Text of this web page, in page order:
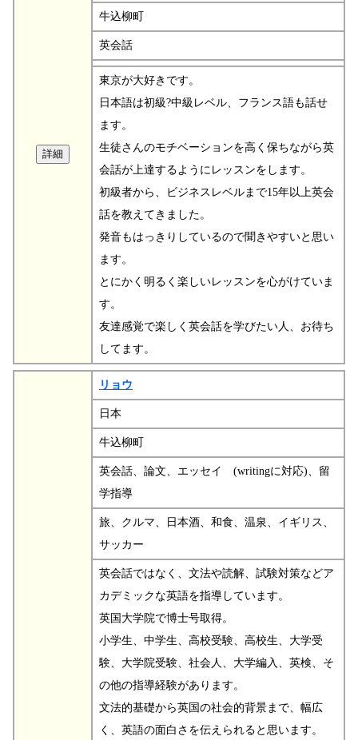
牛込柳町
英会話
東京が大好きです。
日本語は初級?中級レベル、フランス語も話せ
ます。
生徒さんのモチベーションを高く保ちながら英
会話が上達するようにレッスンをします。
初級者から、ビジネスレベルまで15年以上英会
話を教えてきました。
発音もはっきりしているので聞きやすいと思い
ます。
とにかく明るく楽しいレッスンを心がけていま
す。
友達感覚で楽しく英会話を学びたい人、お待ち
してます。
リョウ
日本
牛込柳町
英会話、論文、エッセイ (writingに対応)、留
学指導
旅、クルマ、日本酒、和食、温泉、イギリス、
サッカー
英会話ではなく、文法や読解、試験対策などア
カデミックな英語を指導しています。
英国大学院で博士号取得。
小学生、中学生、高校受験、高校生、大学受
験、大学院受験、社会人、大学編入、英検、そ
の他の指導経験があります。
文法的基礎から英国の社会的背景まで、幅広
く、英語の面白さを伝えられると思います。